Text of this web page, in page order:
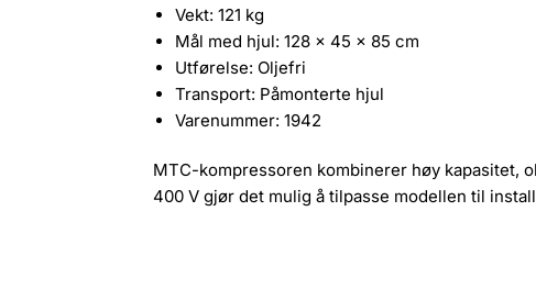
Vekt: 121 kg
Mål med hjul: 128 × 45 × 85 cm
Utførelse: Oljefri
Transport: Påmonterte hjul
Varenummer: 1942
MTC-kompressoren kombinerer høy kapasitet,
400 V gjør det mulig å tilpasse modellen til